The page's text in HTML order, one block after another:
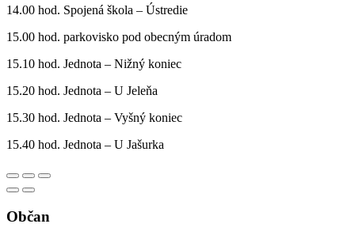
14.00 hod. Spojená škola – Ústredie
15.00 hod. parkovisko pod obecným úradom
15.10 hod. Jednota – Nižný koniec
15.20 hod. Jednota – U Jeleňa
15.30 hod. Jednota – Vyšný koniec
15.40 hod. Jednota – U Jašurka
Občan